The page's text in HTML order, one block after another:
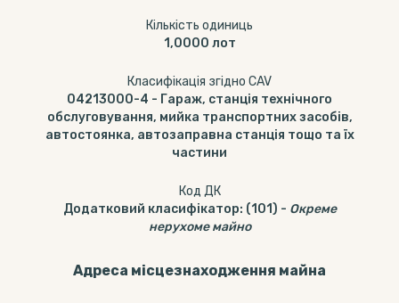
Кількість одиниць
1,0000 лот
Класифікація згідно CAV
04213000-4 - Гараж, станція технічного
обслуговування, мийка транспортних засобів,
автостоянка, автозаправна станція тощо та їх
частини
Код ДК
Додатковий класифікатор: (101) - Окреме
нерухоме майно
Адреса місцезнаходження майна